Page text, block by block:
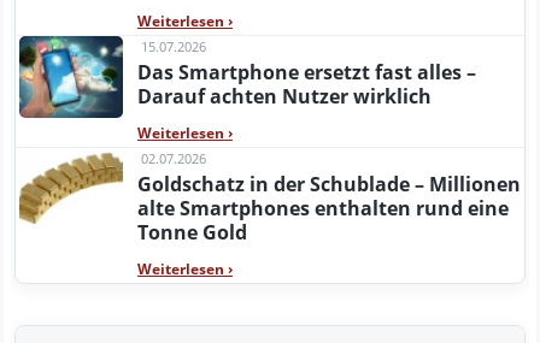
Weiterlesen ›
15.07.2026
Das Smartphone ersetzt fast alles –
Darauf achten Nutzer wirklich
Weiterlesen ›
02.07.2026
Goldschatz in der Schublade – Millionen
alte Smartphones enthalten rund eine
Tonne Gold
Weiterlesen ›